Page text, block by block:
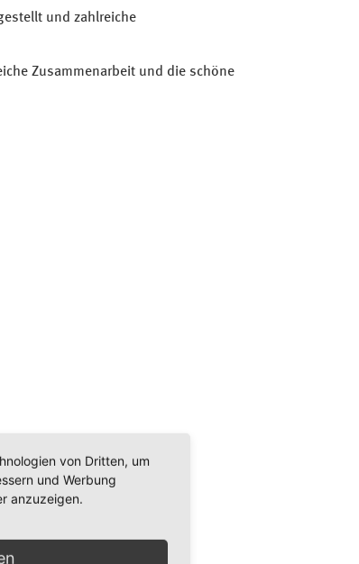
und zahlreiche
Zusammenarbeit und die schöne
von Dritten, um
und Werbung
anzuzeigen.